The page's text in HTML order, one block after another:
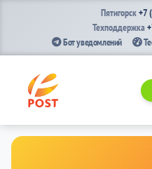
Пятигорск+7
Техподдержка
Бот уведомлений